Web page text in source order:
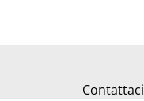
Contattaci